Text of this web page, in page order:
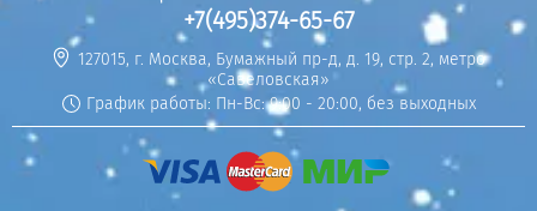
+7(495)374-65-67
127015, г. Москва, Бумажный пр-д, д. 19, стр. 2, метро
«Савеловская»
График работы: Пн-Вс: 9:00 - 20:00, без выходных